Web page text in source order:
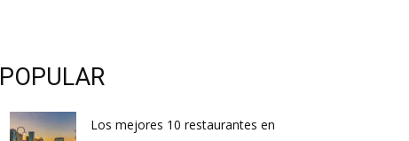
POPULAR
Los mejores 10 restaurantes en